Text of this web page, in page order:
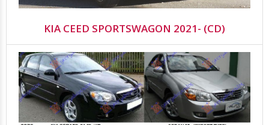
KIA CEED SPORTSWAGON 2021- (CD)